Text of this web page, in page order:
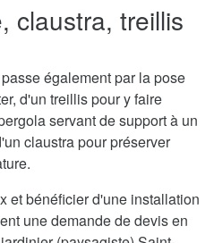
claustra, treillis
également par la pose
d'un treillis pour y faire
servant de support à un
claustra pour préserver
et bénéficier d'une installation
une demande de devis en